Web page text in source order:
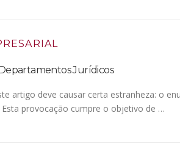
Jurídicos
artigo deve causar certa estranheza: o
Esta provocação cumpre o objetivo de …